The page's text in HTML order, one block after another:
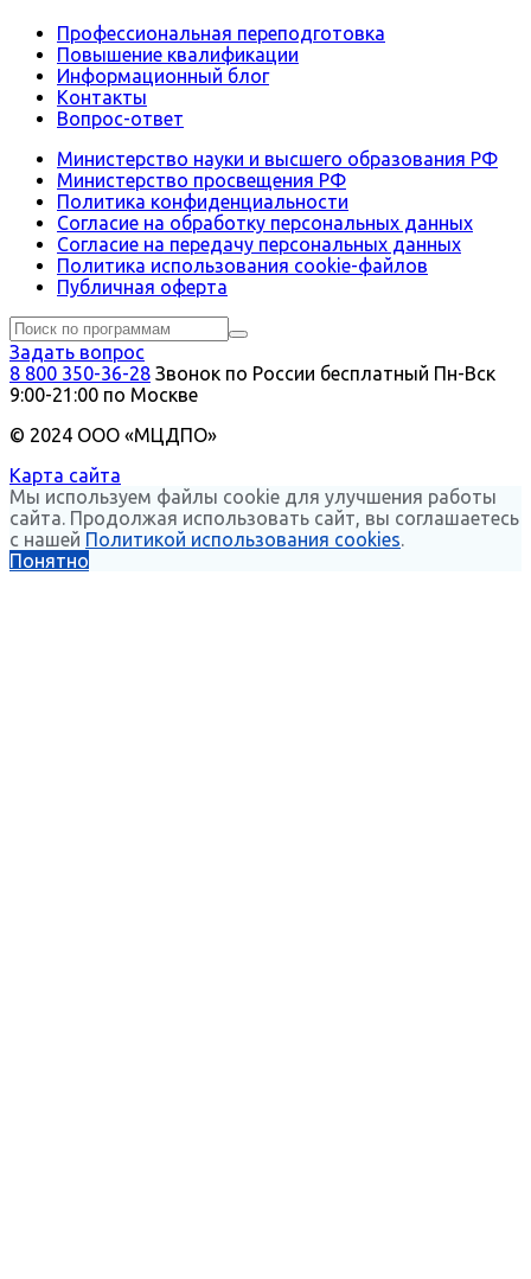
Профессиональная переподготовка
Повышение квалификации
Информационный блог
Контакты
Вопрос-ответ
Министерство науки и высшего образования РФ
Министерство просвещения РФ
Политика конфиденциальности
Согласие на обработку персональных данных
Согласие на передачу персональных данных
Политика использования сookie-файлов
Публичная оферта
Задать вопрос
8 800 350-36-28 Звонок по России бесплатный Пн-Вск
9:00-21:00 по Москве
© 2024 ООО «МЦДПО»
Карта сайта
Мы используем файлы cookie для улучшения работы
сайта. Продолжая использовать сайт, вы соглашаетесь
с нашей Политикой использования cookies.
Понятно